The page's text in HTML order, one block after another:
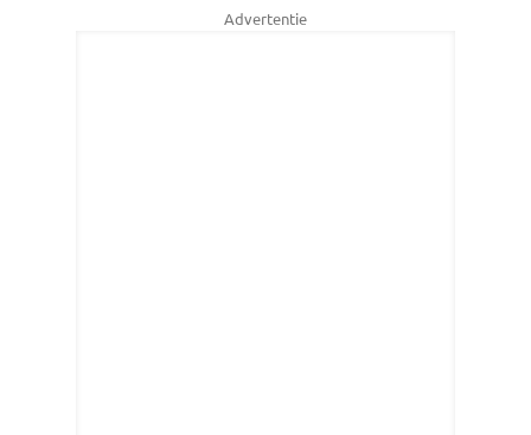
Advertentie